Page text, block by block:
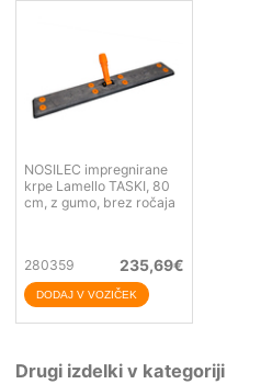
NOSILEC impregnirane
krpe Lamello TASKI, 80
cm, z gumo, brez ročaja
280359 235,69€
Drugi izdelki v kategoriji